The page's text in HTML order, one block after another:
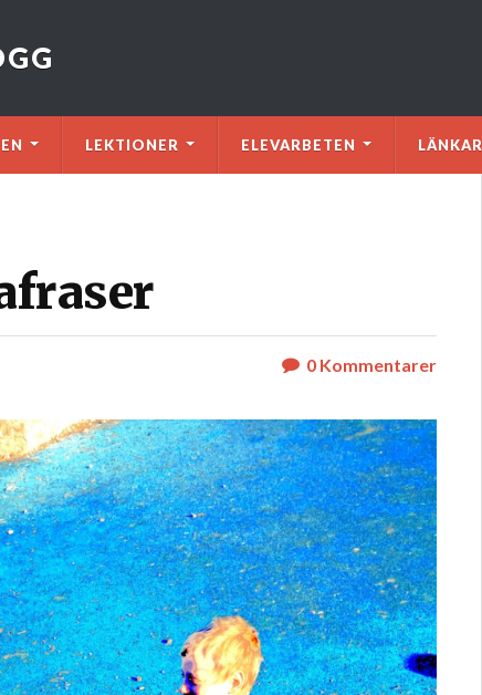
LEKTIONER ELEVARBETEN LÄNKAR
0Kommentarer